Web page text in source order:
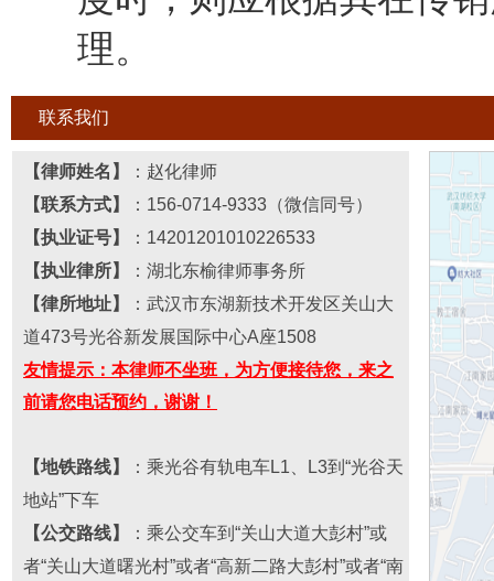
理。
联系我们
【律师姓名】 ： 赵化律师
【联系方式】 ：156-0714-9333（微信同号）
【执业证号】
： 14201201010226533
【执业律所】
：湖北东榆律师事务所
【律所地址】 ： 武汉市东湖新技术开发区关山大
道473号光谷新发展国际中心A座1508
友情提示：本律师不坐班，为方便接待您，来之
前请您电话预约，谢谢！
【地铁路线】
：乘光谷有轨电车L1、L3到“光谷天
地站”下车
【公交路线】
：乘公交车到“关山大道大彭村”或
者“关山大道曙光村”或者“高新二路大彭村”或者“南